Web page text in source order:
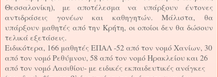
Θεσσαλονίκη), με αποτέλεσμα να υπάρξουν έντονες
αντιδράσεις γονέων και καθηγητών. Μάλιστα, θα
υπάρξουν μαθητές από την Κρήτη, οι οποίοι δεν θα δώσουν
τελικά εξετάσεις.
Ειδικότερα, 166 μαθητές ΕΠΑΛ -52 από τον νομό Χανίων, 30
από τον νομό Ρεθύμνου, 58 από τον νομό Ηρακλείου και 26
από τον νομό Λασιθίου- με ειδικές εκπαιδευτικές ανάγκες